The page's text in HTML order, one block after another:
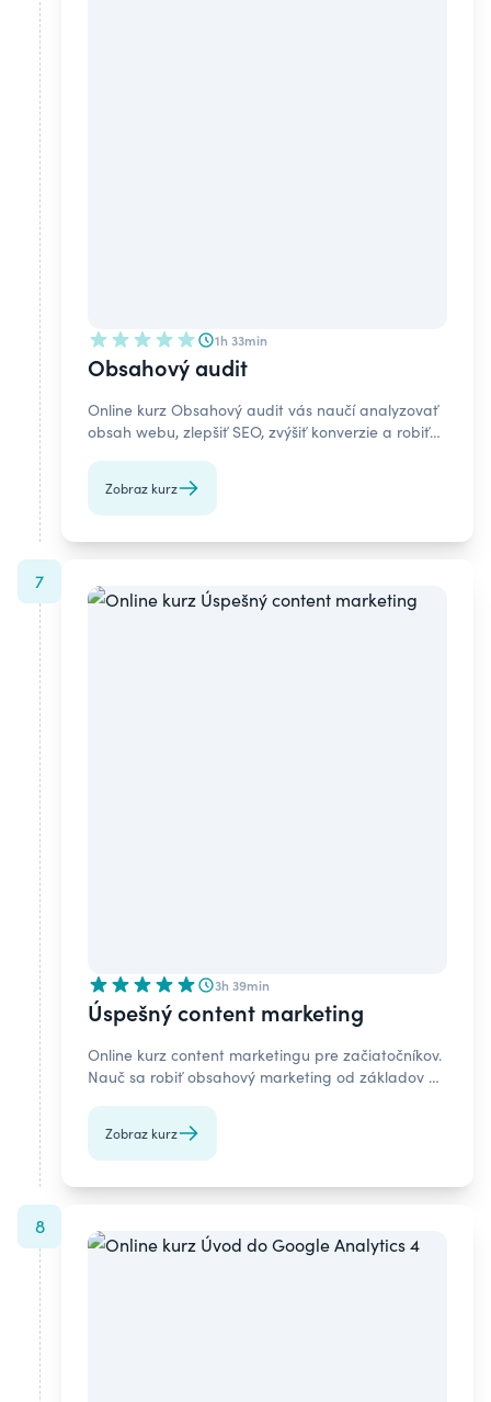
1h 33min
Obsahový audit
Online kurz Obsahový audit vás naučí analyzovať
obsah webu, zlepšiť SEO, zvýšiť konverzie a robiť
Zobraz kurz
7
3h 39min
Úspešný content marketing
Online kurz content marketingu pre začiatočníkov.
Nauč sa robiť obsahový marketing od základov a
Zobraz kurz
8